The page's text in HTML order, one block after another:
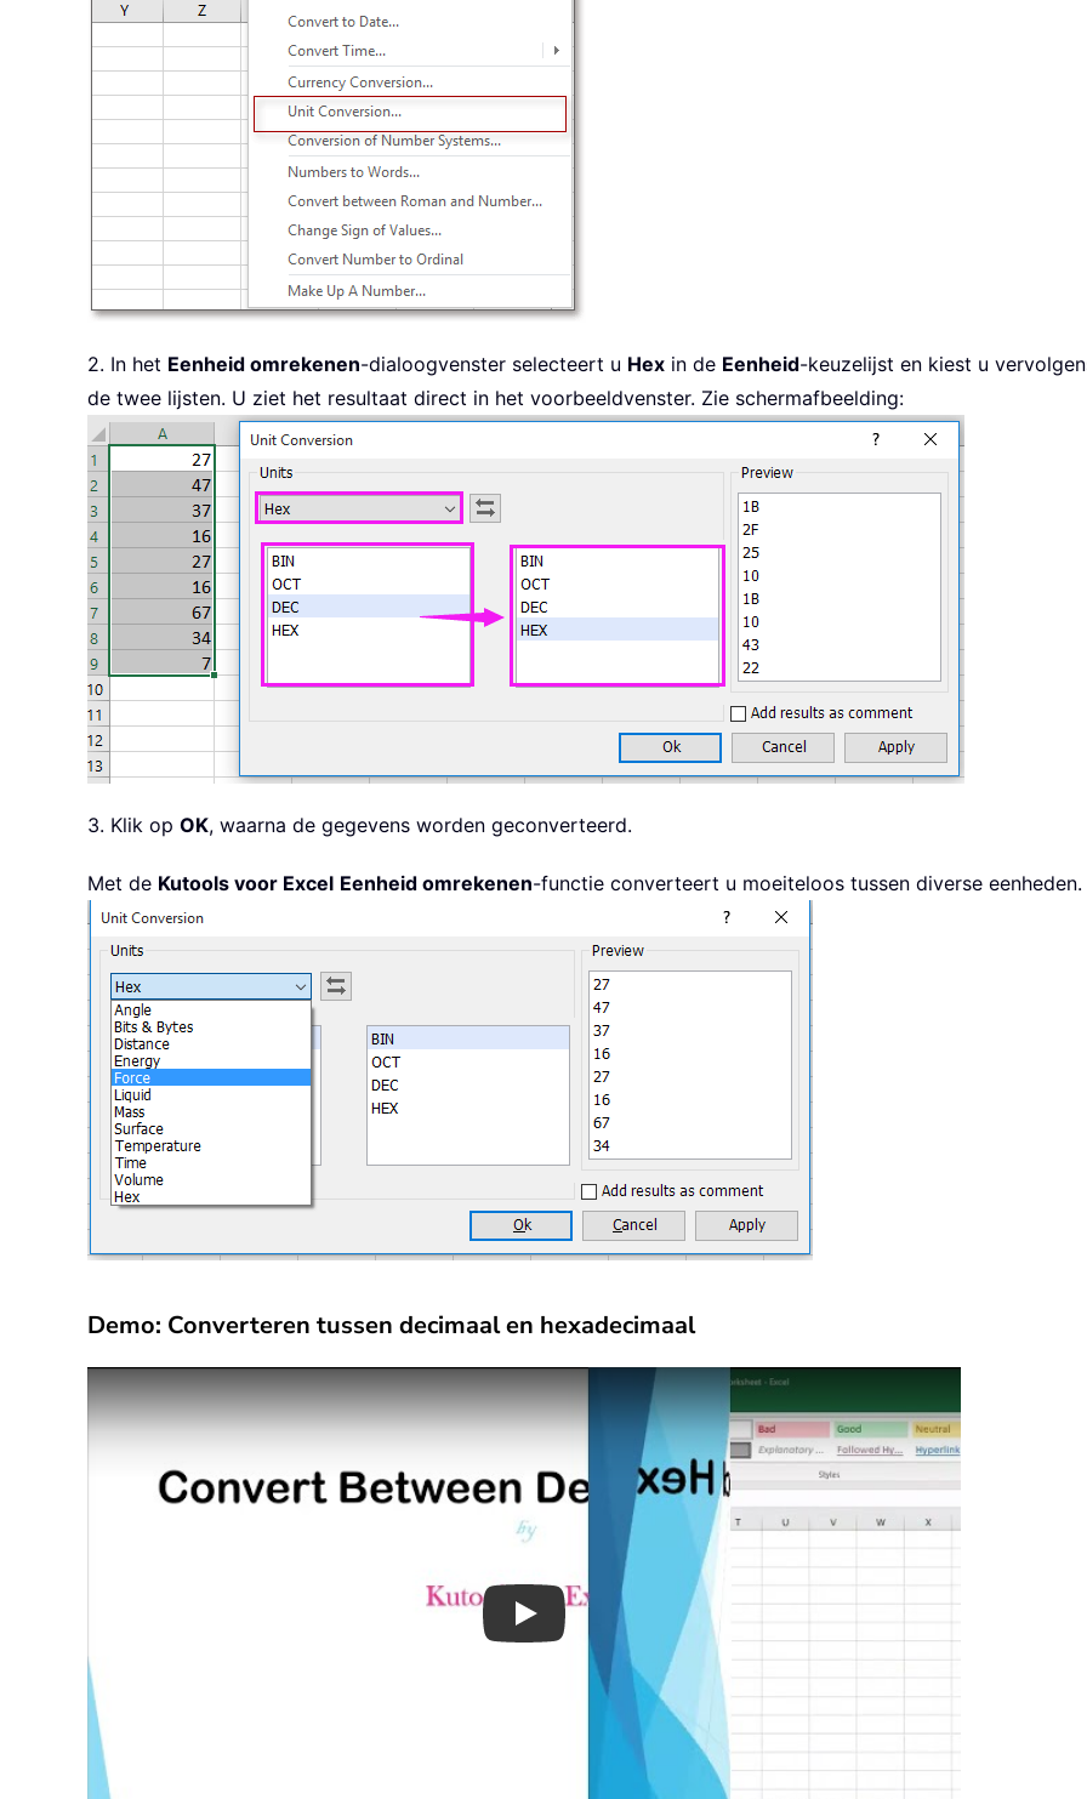
2. In het Eenheid omrekenen-dialoogvenster selecteert u Hex in de Eenheid-keuzelijst en kiest u
de twee lijsten. U ziet het resultaat direct in het voorbeeldvenster. Zie schermafbeelding:
3. Klik op OK, waarna de gegevens worden geconverteerd.
Met de Kutools voor Excel Eenheid omrekenen-functie converteert u moeiteloos tussen diverse eenheden.
Demo: Converteren tussen decimaal en hexadecimaal
Play